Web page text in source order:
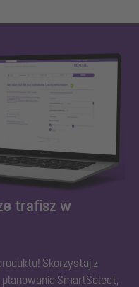
trafisz w
Skorzystaj z
planowania SmartSelect,